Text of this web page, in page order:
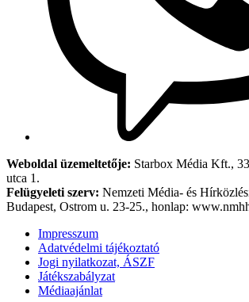
Weboldal üzemeltetője: Starbox Média Kft.,
utca 1.
Felügyeleti szerv: Nemzeti Média- és
Budapest, Ostrom u. 23-25., honlap:
Impresszum
Adatvédelmi tájékoztató
Jogi nyilatkozat, ÁSZF
Játékszabályzat
Médiaajánlat